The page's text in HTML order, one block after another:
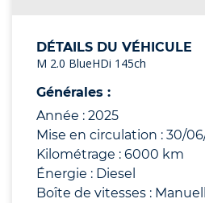
DÉTAILS DU VÉHICULE
M 2.0 BlueHDi 145ch
Générales :
Année : 2025
Mise en circulation : 30/
Kilométrage : 6000 km
Énergie : Diesel
Boîte de vitesses :